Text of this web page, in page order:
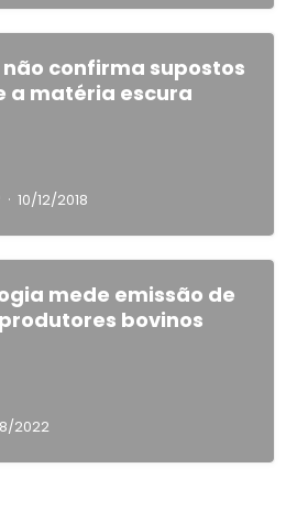
confirma supostos
a matéria escura
· 10/12/2018
mede emissão de
bovinos
2022